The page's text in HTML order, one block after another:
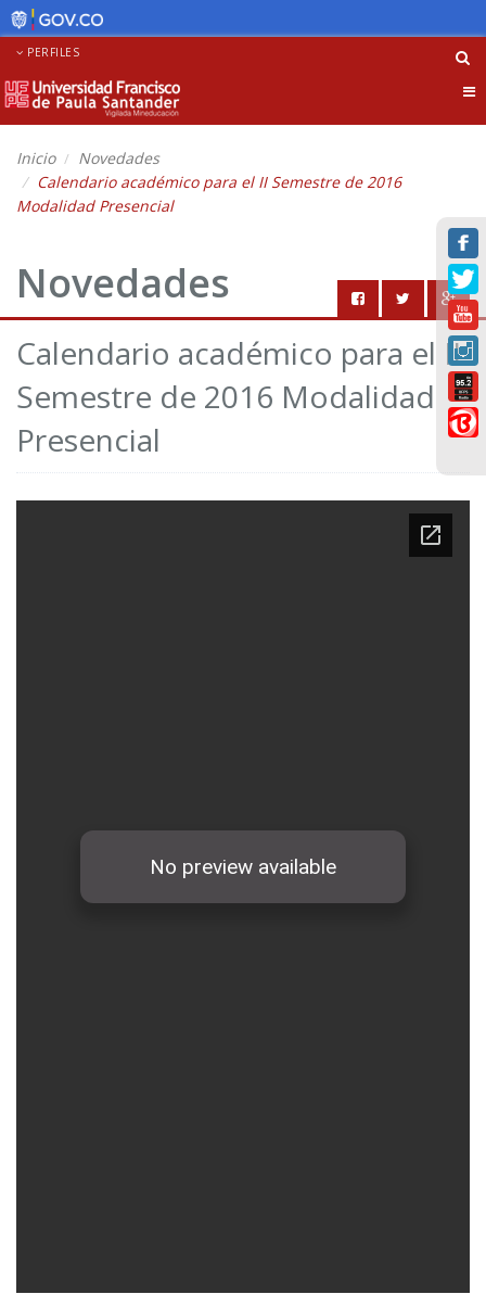
PERFILES
Inicio
Novedades
Calendario académico para el II Semestre de 2016
Modalidad Presencial
Novedades
Calendario académico para el II
Semestre de 2016 Modalidad
Presencial